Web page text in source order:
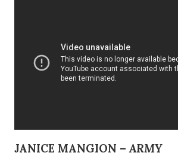
JANICE MANGION –ARMY